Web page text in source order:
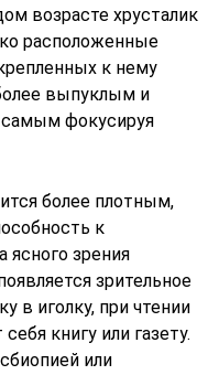
возрасте хрусталик
расположенные
к нему
выпуклым и
самым фокусируя
более плотным,
к
ясного зрения
зрительное
в иголку, при чтении
книгу или газету.
или